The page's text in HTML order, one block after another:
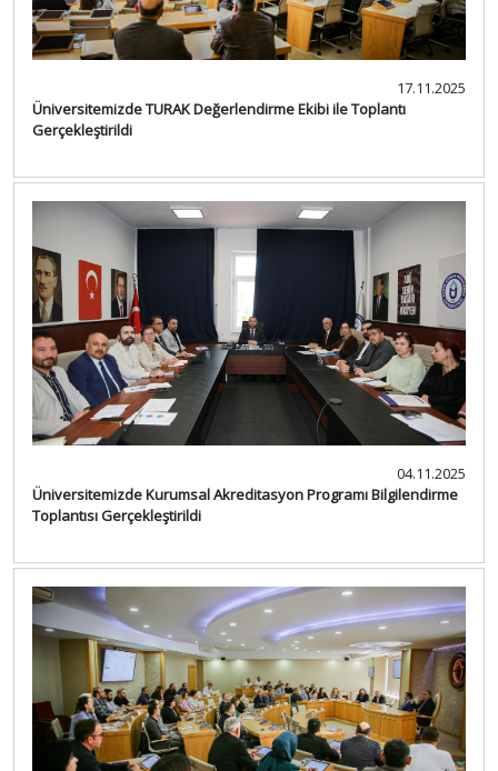
17.11.2025
Üniversitemizde TURAK Değerlendirme Ekibi ile Toplantı
Gerçekleştirildi
04.11.2025
Üniversitemizde Kurumsal Akreditasyon Programı Bilgilendirme
Toplantısı Gerçekleştirildi